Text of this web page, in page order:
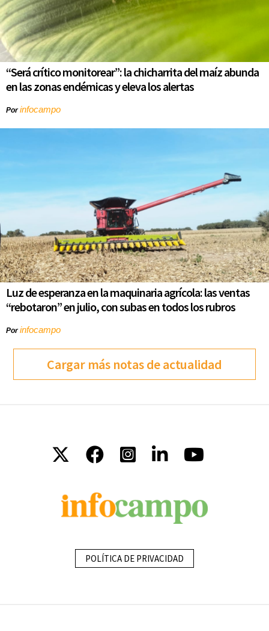
“Será crítico monitorear”: la chicharrita del maíz abunda
en las zonas endémicas y eleva los alertas
Porinfocampo
Luz de esperanza en la maquinaria agrícola: las ventas
“rebotaron” en julio, con subas en todos los rubros
Porinfocampo
Cargar más notas de actualidad
POLÍTICA DE PRIVACIDAD